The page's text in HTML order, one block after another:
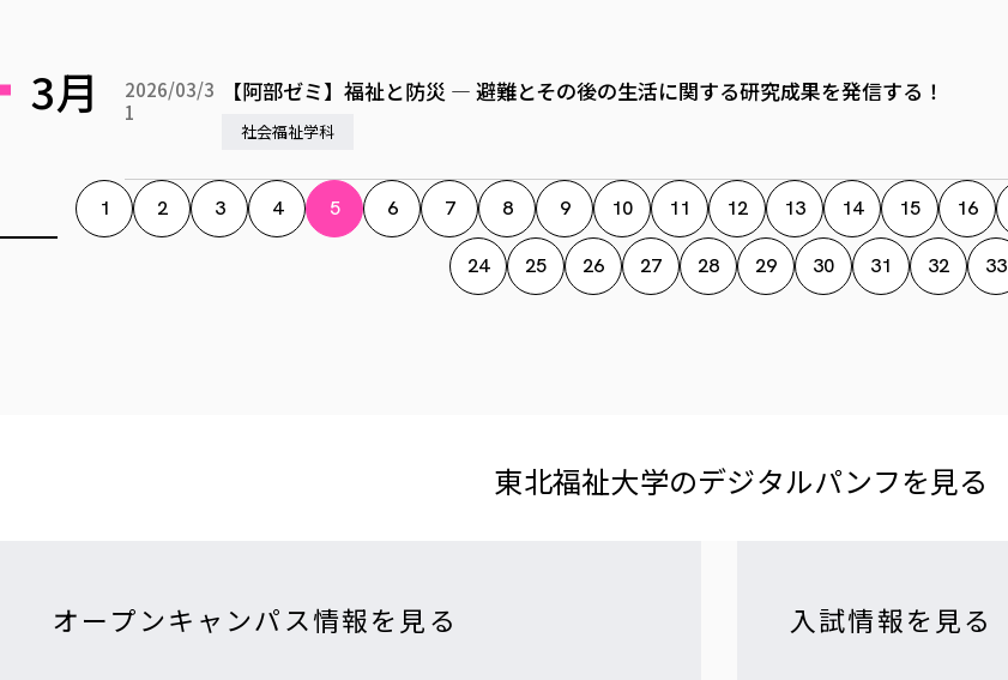
3月
2026/03/3
1
【阿部ゼミ】福祉と防災 — 避難とその後の生活に関する研究成果を発信する！
社会福祉学科
1 2 3 4 5 6 7 8 9 10 11 12 13 14 15 16
24 25 26 27 28 29 30 31 32 33
東北福祉大学の​デジタルパンフを​見る​
オープンキャンパス情報を見る 入試情報を見る